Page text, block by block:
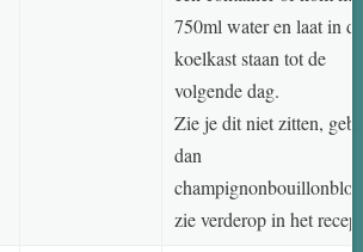
750ml water en laat in
koelkast staan tot de
volgende dag.
Zie je dit niet zitten,
dan
zie verderop in het